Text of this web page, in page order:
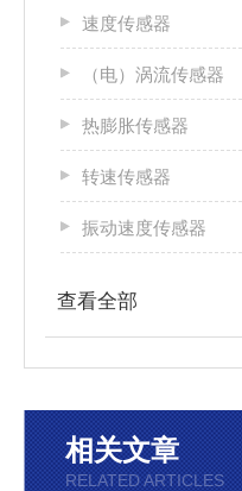
速度传感器
（电）涡流传感器
热膨胀传感器
转速传感器
振动速度传感器
查看全部
相关文章
RELATED ARTICLES